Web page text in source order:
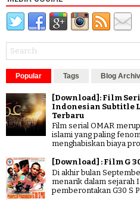
Popular Tags Blog
[Download]: Film
Indonesian Subtitle
Terbaru
Film serial OMAR
islami yang paling
menghabiskan biaya
[Download] : Film G
Di akhir bulan
menarik dalam sejarah
pemberontakan G30 S